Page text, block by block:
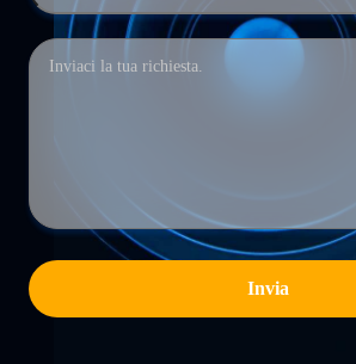
Invia